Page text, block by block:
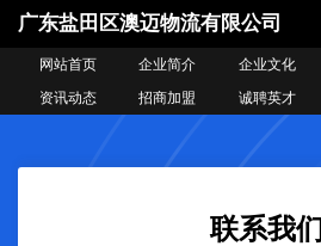
广东盐田区澳迈物流有限公司
网站首页 企业简介 企业文化
资讯动态
招商加盟 诚聘英才
联系我们